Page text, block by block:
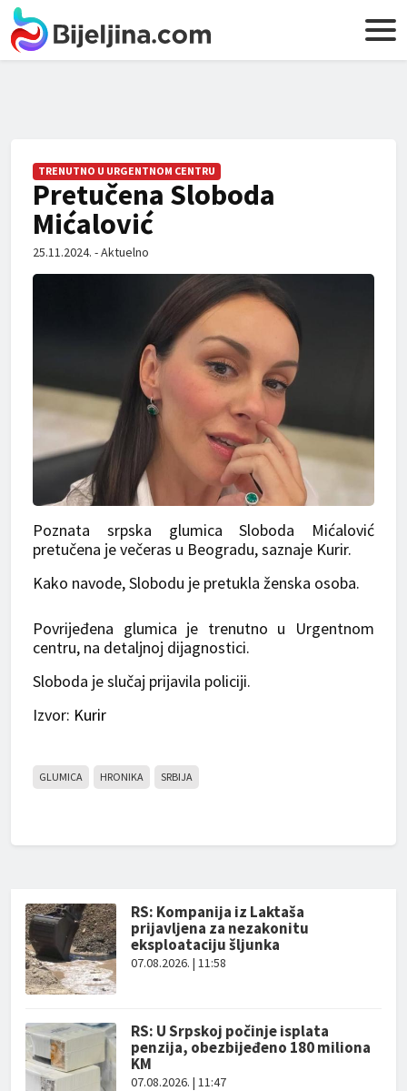
TRENUTNO U URGENTNOM CENTRU
Pretučena Sloboda
Mićalović
25.11.2024. - Aktuelno
Poznata srpska glumica Sloboda Mićalović
pretučena je večeras u Beogradu, saznaje Kurir.
Kako navode, Slobodu je pretukla ženska osoba.
Povrijeđena glumica je trenutno u Urgentnom
centru, na detaljnoj dijagnostici.
Sloboda je slučaj prijavila policiji.
Izvor: Kurir
GLUMICA HRONIKA SRBIJA
RS: Kompanija iz Laktaša
prijavljena za nezakonitu
eksploataciju šljunka
07.08.2026. | 11:58
RS: U Srpskoj počinje isplata
penzija, obezbijeđeno 180 miliona
KM
07.08.2026. | 11:47